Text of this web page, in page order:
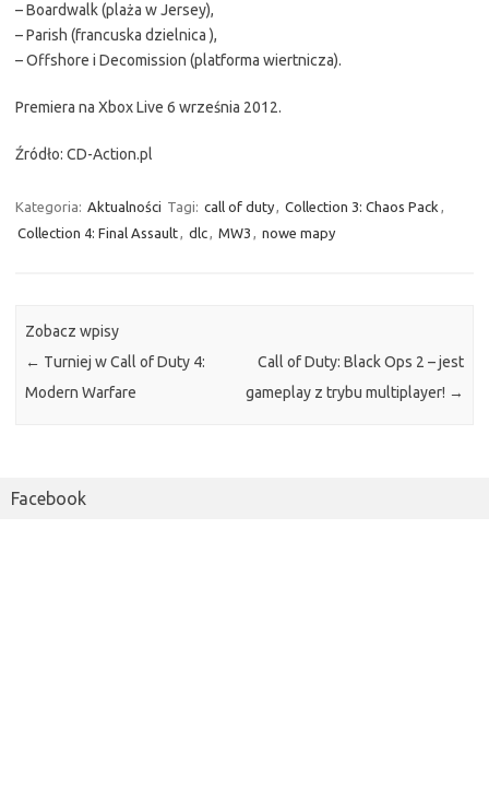
– Boardwalk (plaża w Jersey),
– Parish (francuska dzielnica ),
– Offshore i Decomission (platforma wiertnicza).
Premiera na Xbox Live 6 września 2012.
Źródło: CD-Action.pl
Kategoria: Aktualności Tagi: call of duty, Collection 3: Chaos Pack ,
Collection 4: Final Assault, dlc, MW3 , nowe mapy
Zobacz wpisy
← Turniej w Call of Duty 4:
Modern Warfare
Call of Duty: Black Ops 2 – jest
gameplay z trybu multiplayer! →
Facebook